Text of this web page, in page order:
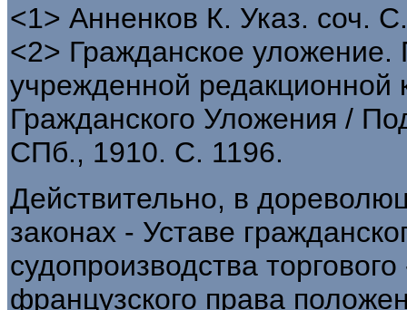
<1> Анненков К. Указ. соч.
<2> Гражданское
учрежденной редакционной
Гражданского Уложения /
СПб., 1910. С. 1196.
Действительно, в
законах - Уставе
судопроизводства
французского права